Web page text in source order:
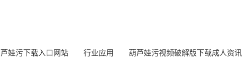
人APP官网,葫芦娃污视频破解版下载成人
娃污下载入口网站 行业应用 葫芦娃污视频破解版下载成人资讯